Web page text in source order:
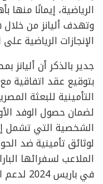
الرياضية، إيمانًا
وتهدف أليانز من
الإنجازات الرياضية
جدير بالذكر أن
بتوقيع عقد اتفاقية مع
لضمان حصول الوفد
الشخصية التي تشمل
لوثائق تأمينية ضد
الملاعب لسفرائها
في باريس 2024 لدعم الأبطال الأوليمبين والبارالمبيين.